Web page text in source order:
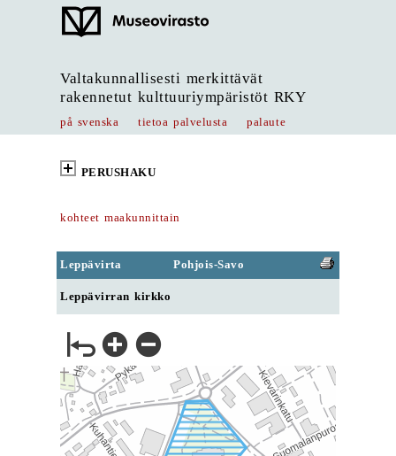
Valtakunnallisesti merkittävät
rakennetut kulttuuriympäristöt RKY
på svenska tietoa palvelusta palaute
PERUSHAKU
kohteet maakunnittain
Leppävirta Pohjois-Savo
Leppävirran kirkko